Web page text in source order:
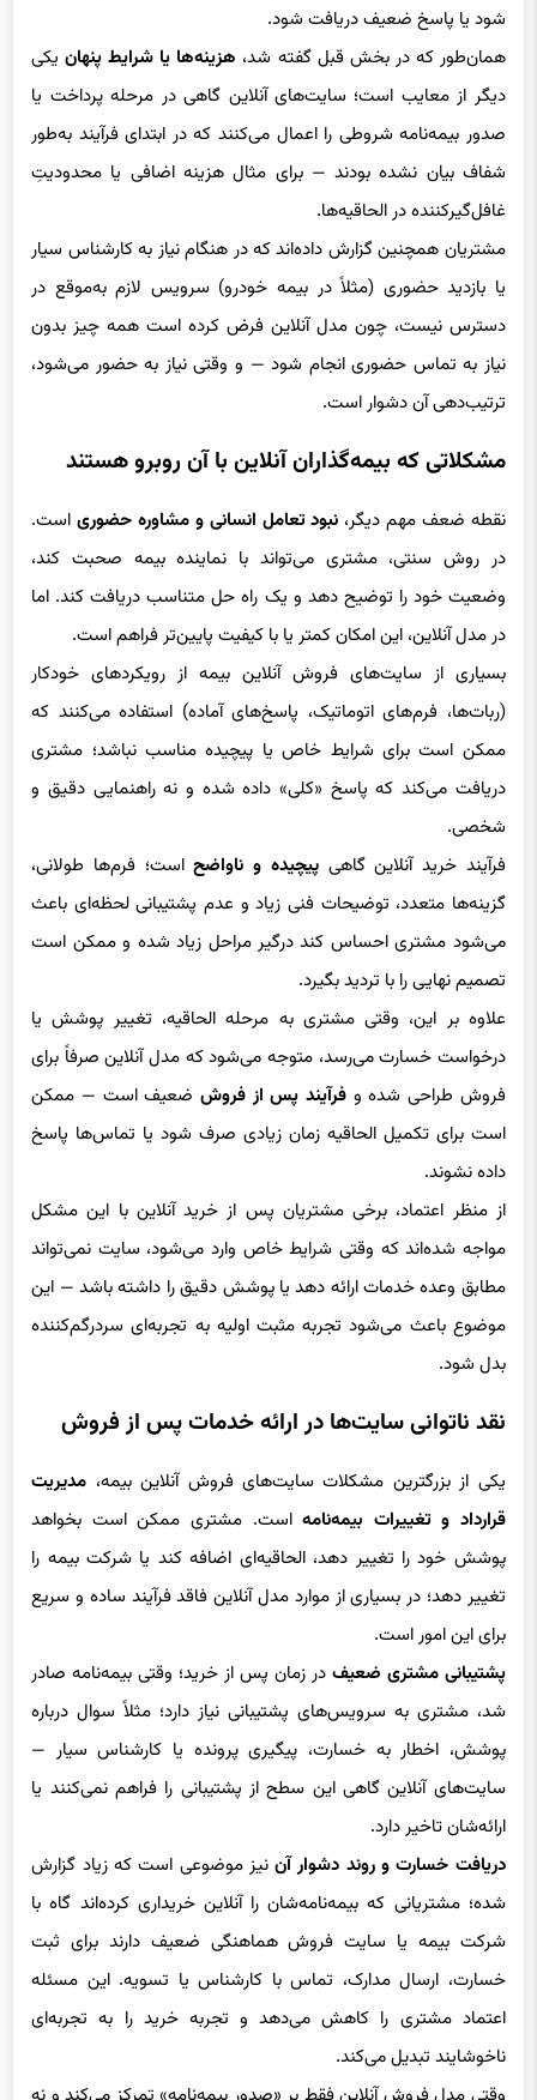
شود یا پاسخ ضعیف دریافت شود.
همان‌طور که در بخش قبل گفته شد، هزینه‌ها یا شرایط پنهانیکی
دیگر از معایب است؛ سایت‌های آنلاین گاهی در مرحله پرداخت یا
صدور بیمه‌نامه شروطی را اعمال می‌کنند که در ابتدای فرآیند به‌طور
شفاف بیان نشده بودند — برای مثال هزینه اضافی یا محدودیتِ
غافل‌گیرکننده در الحاقیه‌ها.
مشتریان همچنین گزارش داده‌اند که در هنگام نیاز به کارشناس سیار
یا بازدید حضوری (مثلاً در بیمه خودرو) سرویس لازم به‌موقع در
دسترس نیست، چون مدل آنلاین فرض کرده است همه چیز بدون
نیاز به تماس حضوری انجام شود — و وقتی نیاز به حضور می‌شود،
ترتیب‌دهی آن دشوار است.
مشکلاتی که بیمه‌گذاران آنلاین با آن روبرو هستند
نقطه ضعف مهم دیگر، نبود تعامل انسانی و مشاوره حضوریاست.
در روش سنتی، مشتری می‌تواند با نماینده بیمه صحبت کند،
وضعیت خود را توضیح دهد و یک راه حل متناسب دریافت کند. اما
در مدل آنلاین، این امکان کمتر یا با کیفیت پایین‌تر فراهم است.
بسیاری از سایت‌های فروش آنلاین بیمه از رویکردهای خودکار
(ربات‌ها، فرم‌های اتوماتیک، پاسخ‌های آماده) استفاده می‌کنند که
ممکن است برای شرایط خاص یا پیچیده مناسب نباشد؛ مشتری
دریافت می‌کند که پاسخ «کلی» داده شده و نه راهنمایی دقیق و
شخصی.
فرآیند خرید آنلاین گاهیپیچیده و ناواضحاست؛ فرم‌ها طولانی،
گزینه‌ها متعدد، توضیحات فنی زیاد و عدم پشتیبانی لحظه‌ای باعث
می‌شود مشتری احساس کند درگیر مراحل زیاد شده و ممکن است
تصمیم نهایی را با تردید بگیرد.
علاوه بر این، وقتی مشتری به مرحله الحاقیه، تغییر پوشش یا
درخواست خسارت می‌رسد، متوجه می‌شود که مدل آنلاین صرفاً برای
فروش طراحی شده و فرآیند پس از فروش ضعیف است — ممکن
است برای تکمیل الحاقیه زمان زیادی صرف شود یا تماس‌ها پاسخ
داده نشوند.
از منظر اعتماد، برخی مشتریان پس از خرید آنلاین با این مشکل
مواجه شده‌اند که وقتی شرایط خاص وارد می‌شود، سایت نمی‌تواند
مطابق وعده خدمات ارائه دهد یا پوشش دقیق را داشته باشد — این
موضوع باعث می‌شود تجربه مثبت اولیه به تجربه‌ای سردرگم‌کننده
بدل شود.
نقد ناتوانی سایت‌ها در ارائه خدمات پس از فروش
یکی از بزرگترین مشکلات سایت‌های فروش آنلاین بیمه، مدیریت
قرارداد و تغییرات بیمه‌نامهاست. مشتری ممکن است بخواهد
پوشش خود را تغییر دهد، الحاقیه‌ای اضافه کند یا شرکت بیمه را
تغییر دهد؛ در بسیاری از موارد مدل آنلاین فاقد فرآیند ساده و سریع
برای این امور است.
پشتیبانی مشتری ضعیف در زمان پس از خرید؛ وقتی بیمه‌نامه صادر
شد، مشتری به سرویس‌های پشتیبانی نیاز دارد؛ مثلاً سوال درباره
پوشش، اخطار به خسارت، پیگیری پرونده یا کارشناس سیار —
سایت‌های آنلاین گاهی این سطح از پشتیبانی را فراهم نمی‌کنند یا
ارائه‌شان تاخیر دارد.
دریافت خسارت و روند دشوار آننیز موضوعی است که زیاد گزارش
شده؛ مشتریانی که بیمه‌نامه‌شان را آنلاین خریداری کرده‌اند گاه با
شرکت بیمه یا سایت فروش هماهنگی ضعیف دارند برای ثبت
خسارت، ارسال مدارک، تماس با کارشناس یا تسویه. این مسئله
اعتماد مشتری را کاهش می‌دهد و تجربه خرید را به تجربه‌ای
ناخوشایند تبدیل می‌کند.